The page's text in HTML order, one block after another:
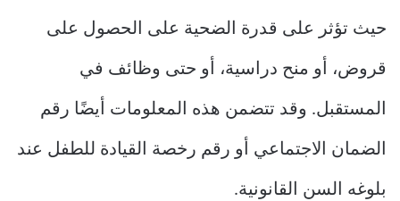
حيث تؤثر على قدرة الضحية على الحصول على
قروض، أو منح دراسية، أو حتى وظائف في
المستقبل. وقد تتضمن هذه المعلومات أيضًا رقم
الضمان الاجتماعي أو رقم رخصة القيادة للطفل عند
بلوغه السن القانونية.